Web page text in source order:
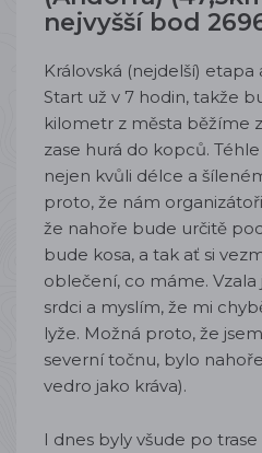
nejvyšší bod
Královská (nejdelší) etapa
Start už v 7 hodin, takže
kilometr z města běžíme
zase hurá do kopců.
nejen kvůli délce a
proto, že nám
že nahoře bude určitě
bude kosa, a tak ať si
oblečení, co máme. Vzala
srdci a myslím, že mi
lyže. Možná proto, že
severní točnu, bylo
vedro jako kráva).
I dnes byly všude po